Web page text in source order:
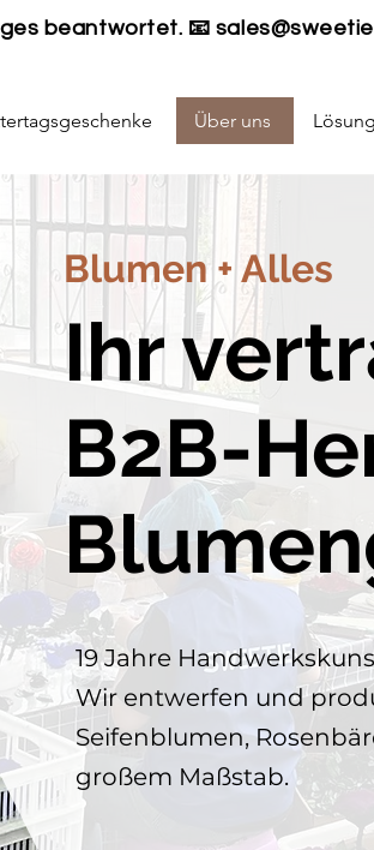
beantwortet. 📧
Über uns Lösung
Blumen + Alles
Ihr
B2B-
19 Jahre
Wir entwerfen und
Seifenblumen,
großem Maßstab.